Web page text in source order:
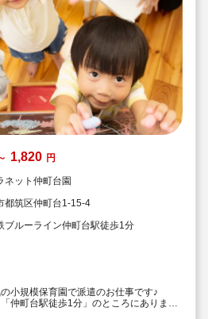
1,820 円
ネット仲町台園
都筑区仲町台1-15-4
ブルーライン仲町台駅徒歩1分
小規模保育園で派遣のお仕事です♪
仲町台駅徒歩1分」のところにあります